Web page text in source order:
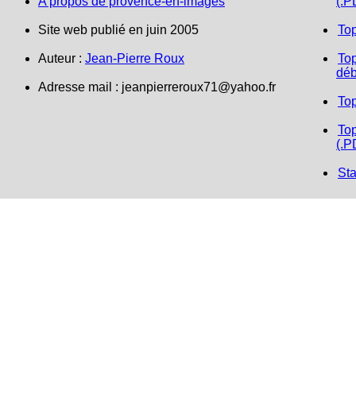
Site web publié en juin 2005
Auteur : Jean-Pierre Roux
Adresse mail : jeanpierreroux71@yahoo.fr